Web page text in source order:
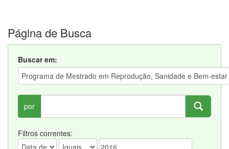
Página de Busca
Buscar em:
por
Filtros correntes: